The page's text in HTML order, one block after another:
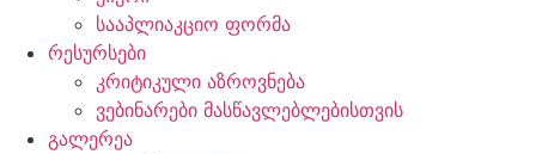
სააპლიაკციო ფორმა
რესურსები
კრიტიკული აზროვნება
ვებინარები მასწავლებლებისთვის
გალერეა